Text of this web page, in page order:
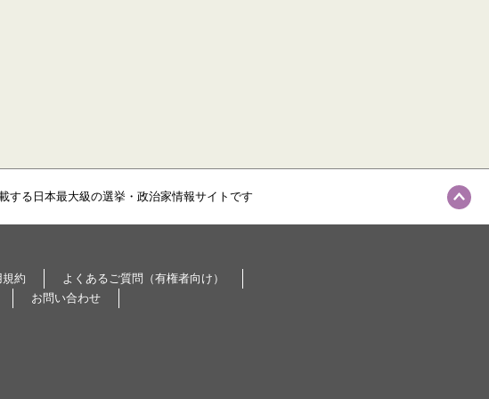
する日本最大級の選挙・政治家情報サイトです
規約
よくあるご質問（有権者向け）
お問い合わせ